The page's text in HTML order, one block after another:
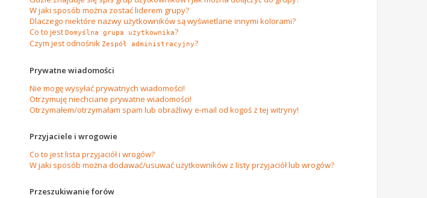
W jaki sposób można zostać liderem grupy?
Dlaczego niektóre nazwy użytkowników są wyświetlane innymi kolorami?
Co to jest Domyślna grupa użytkownika?
Czym jest odnośnik Zespół administracyjny?
Prywatne wiadomości
Nie mogę wysyłać prywatnych wiadomości!
Otrzymuję niechciane prywatne wiadomości!
Otrzymałem/otrzymałam spam lub obraźliwy e-mail od kogoś z tej witryny!
Przyjaciele i wrogowie
Co to jest lista przyjaciół i wrogów?
W jaki sposób można dodawać/usuwać użytkowników z listy przyjaciół lub wrogów?
Przeszukiwanie forów